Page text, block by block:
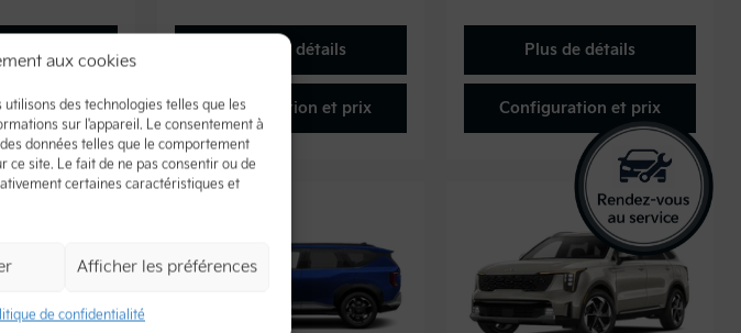
aux cookies
des technologies telles que les
sur l'appareil. Le consentement à
données telles que le comportement
ce site. Le fait de ne pas consentir ou de
certaines caractéristiques et
Afficher les préférences
de confidentialité
détails
et prix
Plus de détails
Configuration et prix
Plus de détails
Configuration et prix